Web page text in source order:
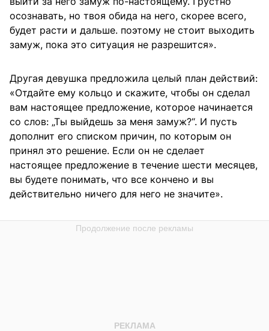
осознавать, но твоя обида на него, скорее всего,
будет расти и дальше. поэтому не стоит выходить
замуж, пока это ситуация не разрешится».
Другая девушка предложила целый план действий:
«Отдайте ему кольцо и скажите, чтобы он сделал
вам настоящее предложение, которое начинается
со слов: „Ты выйдешь за меня замуж?“. И пусть
дополнит его списком причин, по которым он
принял это решение. Если он не сделает
настоящее предложение в течение шести месяцев,
вы будете понимать, что все кончено и вы
действительно ничего для него не значите».